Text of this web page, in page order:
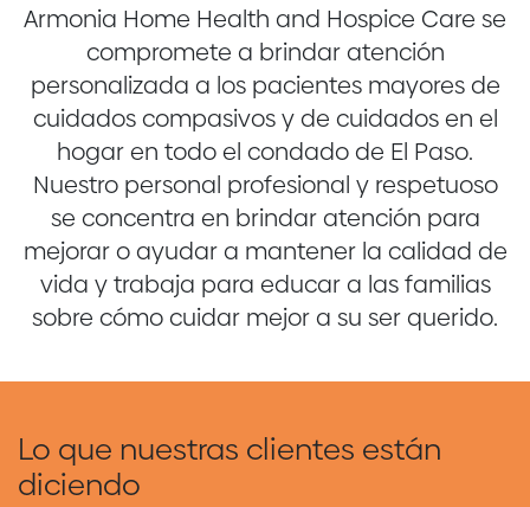
Armonia Home Health and Hospice Care se
compromete a brindar atención
personalizada a los pacientes mayores de
cuidados compasivos y de cuidados en el
hogar en todo el condado de El Paso.
Nuestro personal profesional y respetuoso
se concentra en brindar atención para
mejorar o ayudar a mantener la calidad de
vida y trabaja para educar a las familias
sobre cómo cuidar mejor a su ser querido.
Lo que nuestras clientes están
diciendo